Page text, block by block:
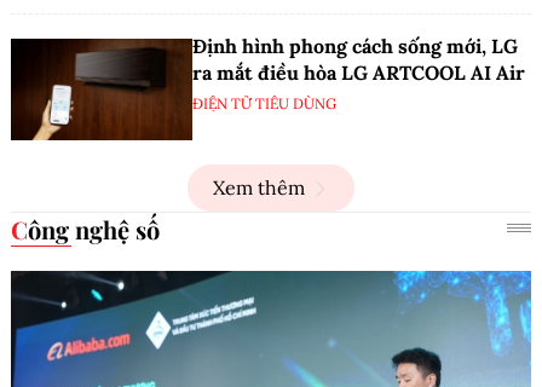
Định hình phong cách sống mới, LG
ra mắt điều hòa LG ARTCOOL AI Air
ĐIỆN TỬ TIÊU DÙNG
Xem thêm
Công nghệ số